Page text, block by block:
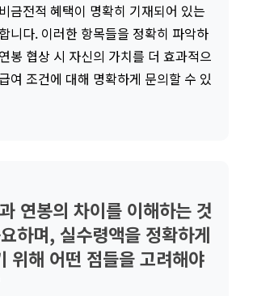
금전적 혜택이 명확히 기재되어 있는
니다. 이러한 항목들을 정확히 파악하
봉 협상 시 자신의 가치를 더 효과적으
여 조건에 대해 명확하게 문의할 수 있
연봉의 차이를 이해하는 것
하며, 실수령액을 정확하게
위해 어떤 점들을 고려해야